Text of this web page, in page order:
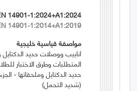
14901-1:2024+A1:2024
14901-1:2014+A1:2019
مواصفة قياسية خليجية
انابيب ووصلات حديد الدكتايل
المتطلبات وطرق الاختبار
(شديد التحمل)